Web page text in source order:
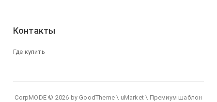
Контакты
Где купить
CorpMODE © 2026 by GoodTheme \ uMarket \ Премиум шаблон